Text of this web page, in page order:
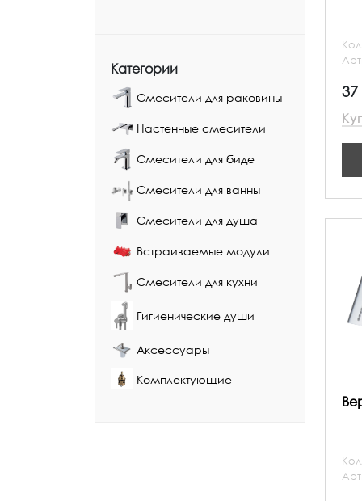
Категории
Смесители для раковины
Настенные смесители
Смесители для биде
Смесители для ванны
Смесители для душа
Встраиваемые модули
Смесители для кухни
Гигиенические души
Аксессуары
Комплектующие
37